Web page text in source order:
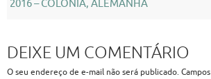
2016 – COLÔNIA, ALEMANHA
DEIXE UM COMENTÁRIO
O seu endereço de e-mail não será publicado.